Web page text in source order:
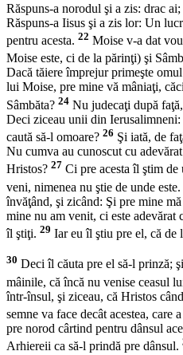
Răspuns-a norodul şi a zis: drac
Răspuns-a Iisus şi a zis lor: Un
pentru acesta. 22 Moise v-a dat
Moise este, ci de la părinţi) şi
Dacă tăiere împrejur primeşte
lui Moise, pre mine vă mâniaţi,
Sâmbăta? 24 Nu judecaţi după
Deci ziceau unii din Ierusalimneni:
caută să-l omoare? 26 Şi iată, de
Nu cumva au cunoscut cu
Hristos? 27 Ci pre acesta îl ştim de
veni, nimenea nu ştie de unde este.
învăţând, şi zicând: Şi pre mine
mine nu am venit, ci este adevărat
îl ştiţi. 29 Iar eu îl ştiu pre el, că de
30 Deci îl căuta pre el să-l prinză;
mâinile, că încă nu venise ceasul
într-însul, şi ziceau, că Hristos
semne va face decât acestea, care
pre norod cârtind pentru dânsul
Arhiereii ca să-l prindă pre dânsul.